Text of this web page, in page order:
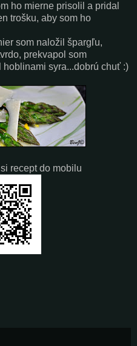
ho mierne prisolil a pridal
trošku, aby som ho
som naložil špargľu,
prekvapol som
syra...dobrú chuť :)
recept do mobilu